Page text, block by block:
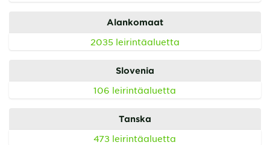
Alankomaat
2035 leirintäaluetta
Slovenia
106 leirintäaluetta
Tanska
473 leirintäaluetta